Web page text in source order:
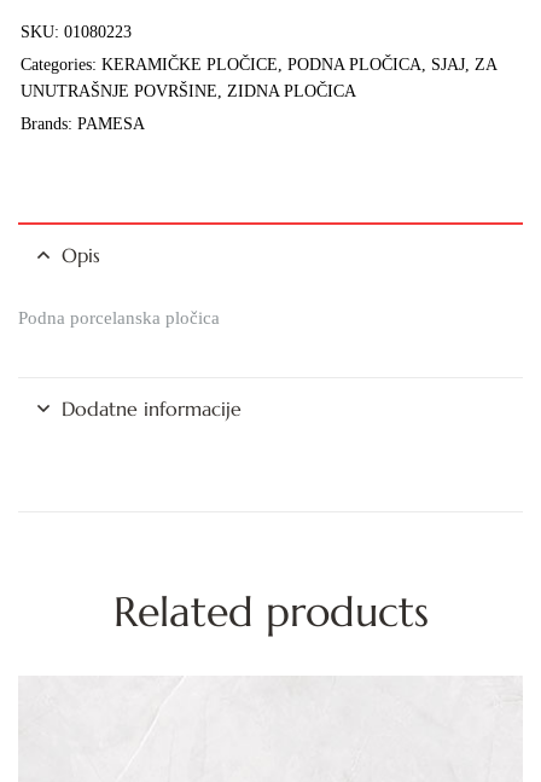
SKU: 01080223
Categories: KERAMIČKE PLOČICE PODNA PLOČICA SJAJ ZA
UNUTRAŠNJE POVRŠINE
ZIDNA PLOČICA
Brands: PAMESA
Opis
Podna porcelanska pločica
Dodatne informacije
Related products